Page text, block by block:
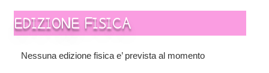
EDIZIONE FISICA
Nessuna edizione fisica e’ prevista al momento